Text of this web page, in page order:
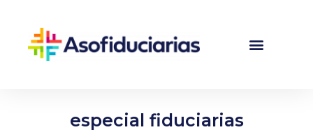
especial fiduciarias